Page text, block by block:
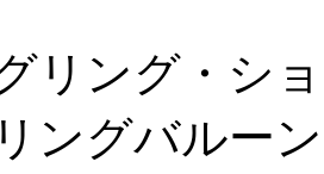
リング・シ
ングバルー